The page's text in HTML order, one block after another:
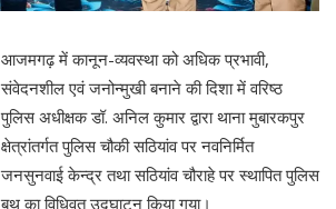
आजमगढ़ में कानून-व्यवस्था को अधिक प्रभावी,
संवेदनशील एवं जनोन्मुखी बनाने की दिशा में वरिष्ठ
पुलिस अधीक्षक डॉ. अनिल कुमार द्वारा थाना मुबारकपुर
क्षेत्रांतर्गत पुलिस चौकी सठियांव पर नवनिर्मित
जनसुनवाई केन्द्र तथा सठियांव चौराहे पर स्थापित पुलिस
बूथ का विधिवत उद्घाटन किया गया।